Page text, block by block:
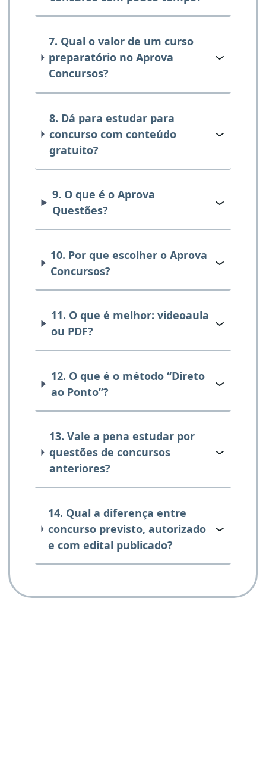
7. Qual o valor de um curso
preparatório no Aprova
Concursos?
8. Dá para estudar para
concurso com conteúdo
gratuito?
9. O que é o Aprova
Questões?
10. Por que escolher o Aprova
Concursos?
11. O que é melhor: videoaula
ou PDF?
12. O que é o método “Direto
ao Ponto”?
13. Vale a pena estudar por
questões de concursos
anteriores?
14. Qual a diferença entre
concurso previsto, autorizado
e com edital publicado?